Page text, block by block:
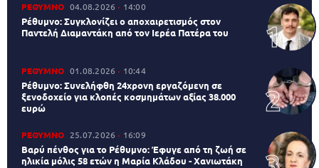
ΡΕΘΥΜΝΟ 04.08.2026 14:00
Ρέθυμνο: Συγκλονίζει ο αποχαιρετισμός στον
Παντελή Διαμαντάκη από τον Ιερέα Πατέρα του
ΡΕΘΥΜΝΟ 01.08.2026 10:44
Ρέθυμνο: Συνελήφθη 24χρονη εργαζόμενη σε
ξενοδοχείο για κλοπές κοσμημάτων αξίας 38.000
ευρώ
ΡΕΘΥΜΝΟ 25.07.2026 16:09
Βαρύ πένθος για το Ρέθυμνο: Έφυγε από τη ζωή σε
ηλικία μόλις 58 ετών η Μαρία Κλάδου - Χανιωτάκη